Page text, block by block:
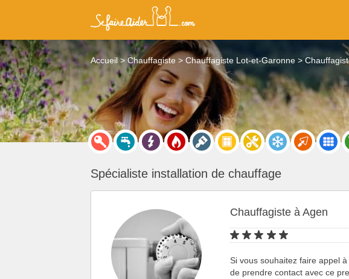
Accueil Chauffagiste Chauffagiste Lot-et-Garonne
Spécialiste installation de chauffage
Chauffagiste à Agen
Si vous souhaitez faire appel
de prendre contact avec ce